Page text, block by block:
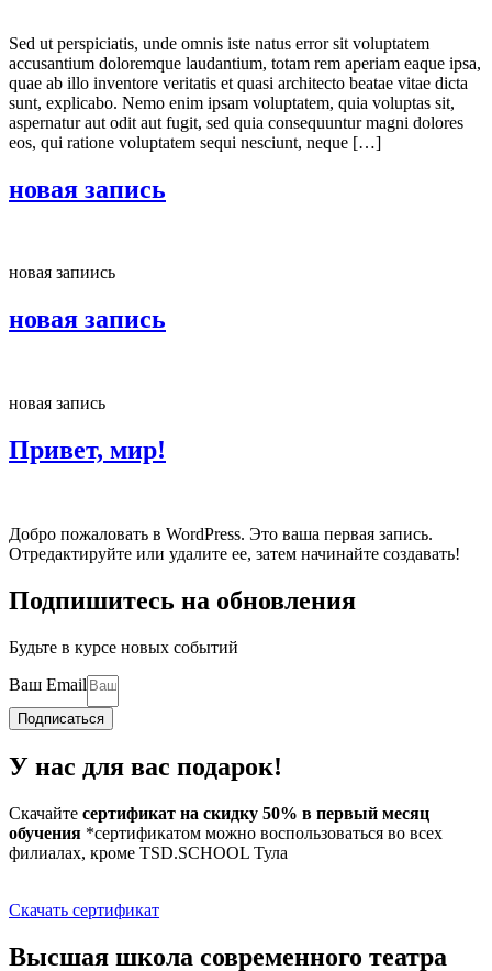
Sed ut perspiciatis, unde omnis iste natus error sit voluptatem
accusantium doloremque laudantium, totam rem aperiam eaque ipsa,
quae ab illo inventore veritatis et quasi architecto beatae vitae dicta
sunt, explicabo. Nemo enim ipsam voluptatem, quia voluptas sit,
aspernatur aut odit aut fugit, sed quia consequuntur magni dolores
eos, qui ratione voluptatem sequi nesciunt, neque […]
новая запись
новая запиись
новая запись
новая запись
Привет, мир!
Добро пожаловать в WordPress. Это ваша первая запись.
Отредактируйте или удалите ее, затем начинайте создавать!
Подпишитесь на обновления
Будьте в курсе новых событий
Ваш Email
Подписаться
У нас для вас подарок!
Скачайте сертификат на скидку 50% в первый месяц
обучения *сертификатом можно воспользоваться во всех
филиалах, кроме TSD.SCHOOL Тула
Скачать сертификат
Высшая школа современного театра